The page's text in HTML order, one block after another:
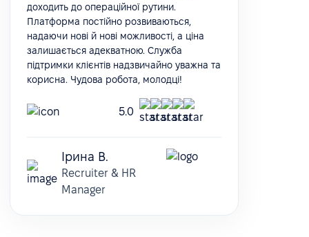
доходить до операційної рутини.
Платформа постійно розвиваються,
надаючи нові й нові можливості, а ціна
залишається адекватною. Служба
підтримки клієнтів надзвичайно уважна та
корисна. Чудова робота, молодці!
5.0
Ірина В.
Recruiter & HR
Manager